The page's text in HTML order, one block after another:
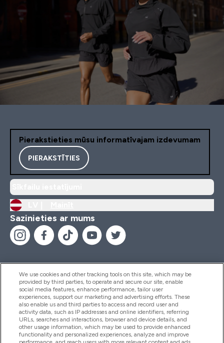
Pierakstieties mūsu informatīvajam izdevumam
PIERAKSTĪTIES
Sazinieties ar mums
Palīdzība Un Informācija
Produkti
We use cookies and other tracking tools on this site, which may be
provided by third parties, to operate and secure our site, enable
social media features, enhance performance, tailor user
experiences, support our marketing and advertising efforts. These
also enable us and third parties to access and record user and
activity data, such as IP addresses and online identifiers, referring
URLs, searches and interactions, browser and device details, and
other usage information, which may be used to provide enhanced
functionality and personalized experiences, analyze and improve